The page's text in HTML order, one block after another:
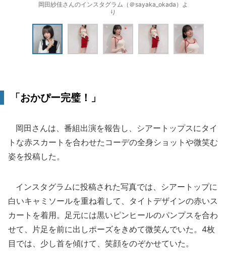
岡田紗佳さんのインスタグラム（＠sayaka_okada）よ
り
「おかぴー完璧！」
岡田さんは、番組出演を報告し、シアートップスにタイ
トな赤スカートを合わせたコーデの全身ショットや微笑む
姿を投稿した。
インスタグラムに投稿された写真では、シアートップに
白いキャミソールを重ね着して、タイトデザインの赤いス
カートを着用。足元には黒いピンヒールのパンプスを合わ
せて、片足を前に出しポーズをきめて微笑んでいた。4枚
目では、少し首を傾けて、笑顔をのぞかせていた。